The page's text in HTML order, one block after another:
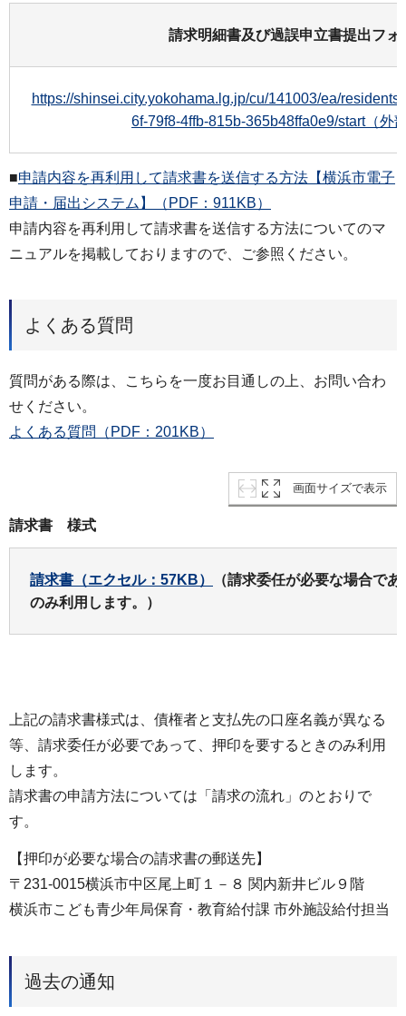
請求明細書及び過誤申立書提出フォ
https://shinsei.city.yokohama.lg.jp/cu/141003/ea/
6f-79f8-4ffb-815b-365b48ffa0e9/start（外
■申請内容を再利用して請求書を送信する方法【横浜市電子
申請・届出システム】（PDF：911KB）
申請内容を再利用して請求書を送信する方法についてのマ
ニュアルを掲載しておりますので、ご参照ください。
よくある質問
質問がある際は、こちらを一度お目通しの上、お問い合わ
せください。
よくある質問（PDF：201KB）
画面サイズで表示
請求書 様式
請求書（エクセル：57KB）
（請求委任が必要な場合で
のみ利用します。）
上記の請求書様式は、債権者と支払先の口座名義が異なる
等、請求委任が必要であって、押印を要するときのみ利用
します。
請求書の申請方法については「請求の流れ」のとおりで
す。
【押印が必要な場合の請求書の郵送先】
〒231-0015横浜市中区尾上町１－８ 関内新井ビル９階
横浜市こども青少年局保育・教育給付課 市外施設給付担当
過去の通知